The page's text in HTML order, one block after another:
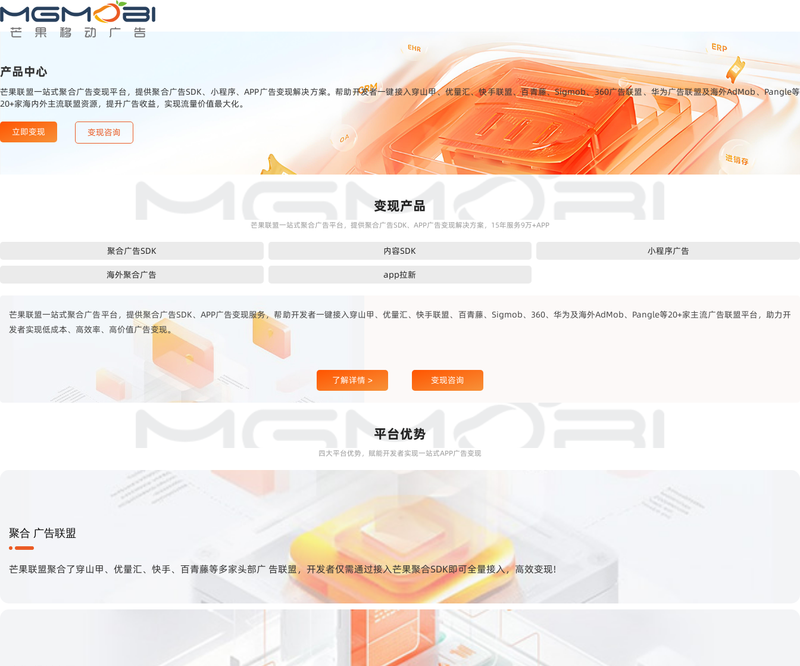
产品中心
芒果联盟一站式聚合广告变现平台，提供聚合广告SDK、小程序、APP广告变现解决方案。帮助开发者一键接入穿山甲、优量汇、快手联盟、百青藤、Sigmob、360广告联盟、华为广告联盟及海外AdMob、Pangle等
20+家海内外主流联盟资源，提升广告收益，实现流量价值最大化。
立即变现 变现咨询
变现产品
芒果联盟一站式聚合广告平台，提供聚合广告SDK、APP广告变现解决方案，15年服务9万+APP
聚合广告SDK 内容SDK
小程序广告
海外聚合广告
app拉新
芒果联盟一站式聚合广告平台，提供聚合广告SDK、APP广告变现服务，帮助开发者一键接入穿山甲、优量汇、快手联盟、百青藤、Sigmob、360、华为及海外AdMob、Pangle等20+家主流广告联盟平台，助力开
发者实现低成本、高效率、高价值广告变现。
了解详情 > 变现咨询
平台优势
四大平台优势，赋能开发者实现一站式APP广告变现
聚合 广告联盟
芒果联盟聚合了穿山甲、优量汇、快手、百青藤等多家头部广 告联盟，开发者仅需通过接入芒果聚合SDK即可全量接入，高效变现!